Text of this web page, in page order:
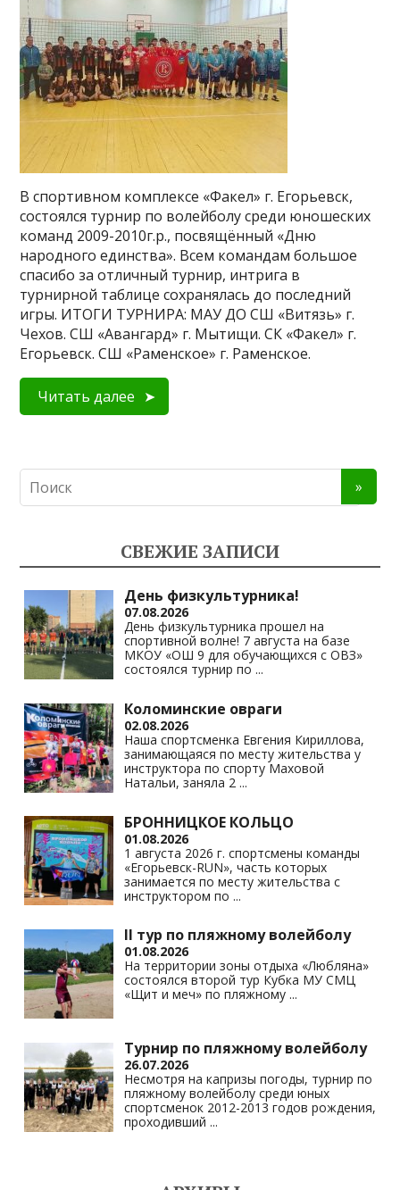
В спортивном комплексе «Факел» г. Егорьевск,
состоялся турнир по волейболу среди юношеских
команд 2009-2010г.р., посвящённый «Дню
народного единства». Всем командам большое
спасибо за отличный турнир, интрига в
турнирной таблице сохранялась до последний
игры. ИТОГИ ТУРНИРА: МАУ ДО СШ «Витязь» г.
Чехов. СШ «Авангард» г. Мытищи. СК «Факел» г.
Егорьевск. СШ «Раменское» г. Раменское.
Читать далее
СВЕЖИЕ ЗАПИСИ
День физкультурника!
07.08.2026
День физкультурника прошел на
спортивной волне! 7 августа на базе
МКОУ «ОШ 9 для обучающихся с ОВЗ»
состоялся турнир по ...
Коломинские овраги
02.08.2026
Наша спортсменка Евгения Кириллова,
занимающаяся по месту жительства у
инструктора по спорту Маховой
Натальи, заняла 2 ...
БРОННИЦКОЕ КОЛЬЦО
01.08.2026
1 августа 2026 г. спортсмены команды
«Егорьевск-RUN», часть которых
занимается по месту жительства с
инструктором по ...
II тур по пляжному волейболу
01.08.2026
На территории зоны отдыха «Любляна»
состоялся второй тур Кубка МУ СМЦ
«Щит и меч» по пляжному ...
Турнир по пляжному волейболу
26.07.2026
Несмотря на капризы погоды, турнир по
пляжному волейболу среди юных
спортсменок 2012-2013 годов рождения,
проходивший ...